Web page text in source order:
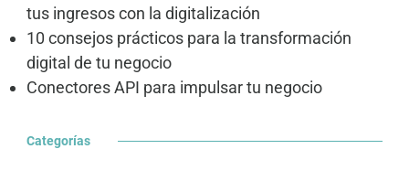
tus ingresos con la digitalización
10 consejos prácticos para la transformación
digital de tu negocio
Conectores API para impulsar tu negocio
Categorías